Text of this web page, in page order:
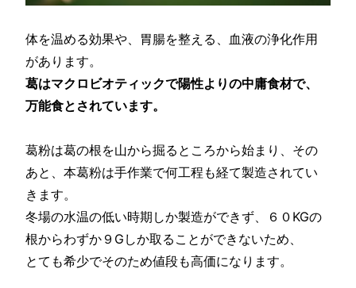
体を温める効果や、胃腸を整える、血液の浄化作用
があります。
葛はマクロビオティックで陽性よりの中庸食材で、
万能食とされています。
葛粉は葛の根を山から掘るところから始まり、その
あと、本葛粉は手作業で何工程も経て製造されてい
きます。
冬場の水温の低い時期しか製造ができず、６０KGの
根からわずか９Gしか取ることができないため、
とても希少でそのため値段も高価になります。